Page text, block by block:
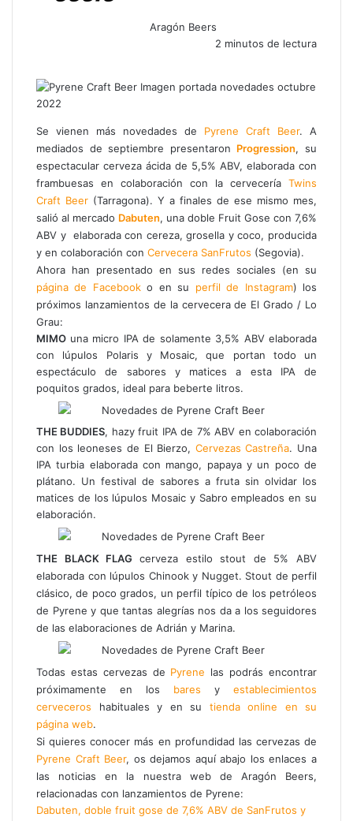
Aragón Beers
2 minutos de lectura
a
c
e
b
a
t
p
l
e
m
m
p
i
o
r
c
o
r
r
e
o
e
l
e
n
Se vienen más novedades de Pyrene Craft Beer. A
mediados de septiembre presentaron Progression, su
espectacular cerveza ácida de 5,5% ABV, elaborada con
frambuesas en colaboración con la cervecería Twins
Craft Beer (Tarragona). Y a finales de ese mismo mes,
salió al mercado Dabuten, una doble Fruit Gose con 7,6%
ABV y elaborada con cereza, grosella y coco, producida
y en colaboración con Cervecera SanFrutos (Segovia).
Ahora han presentado en sus redes sociales (en su
página de Facebooko en su perfil de Instagram) los
próximos lanzamientos de la cervecera de El Grado / Lo
Grau:
MIMO una micro IPA de solamente 3,5% ABV elaborada
con lúpulos Polaris y Mosaic, que portan todo un
espectáculo de sabores y matices a esta IPA de
poquitos grados, ideal para beberte litros.
THE BUDDIES, hazy fruit IPA de 7% ABV en colaboración
con los leoneses de El Bierzo, Cervezas Castreña. Una
IPA turbia elaborada con mango, papaya y un poco de
plátano. Un festival de sabores a fruta sin olvidar los
matices de los lúpulos Mosaic y Sabro empleados en su
elaboración.
THE BLACK FLAG cerveza estilo stout de 5% ABV
elaborada con lúpulos Chinook y Nugget. Stout de perfil
clásico, de poco grados, un perfil típico de los petróleos
de Pyrene y que tantas alegrías nos da a los seguidores
de las elaboraciones de Adrián y Marina.
Todas estas cervezas de Pyrene las podrás encontrar
próximamente en los bares y establecimientos
cerveceros habituales y en su tienda online en su
página web.
Si quieres conocer más en profundidad las cervezas de
Pyrene Craft Beer, os dejamos aquí abajo los enlaces a
las noticias en la nuestra web de Aragón Beers,
relacionadas con lanzamientos de Pyrene:
Dabuten, doble fruit gose de 7,6% ABV de SanFrutos y